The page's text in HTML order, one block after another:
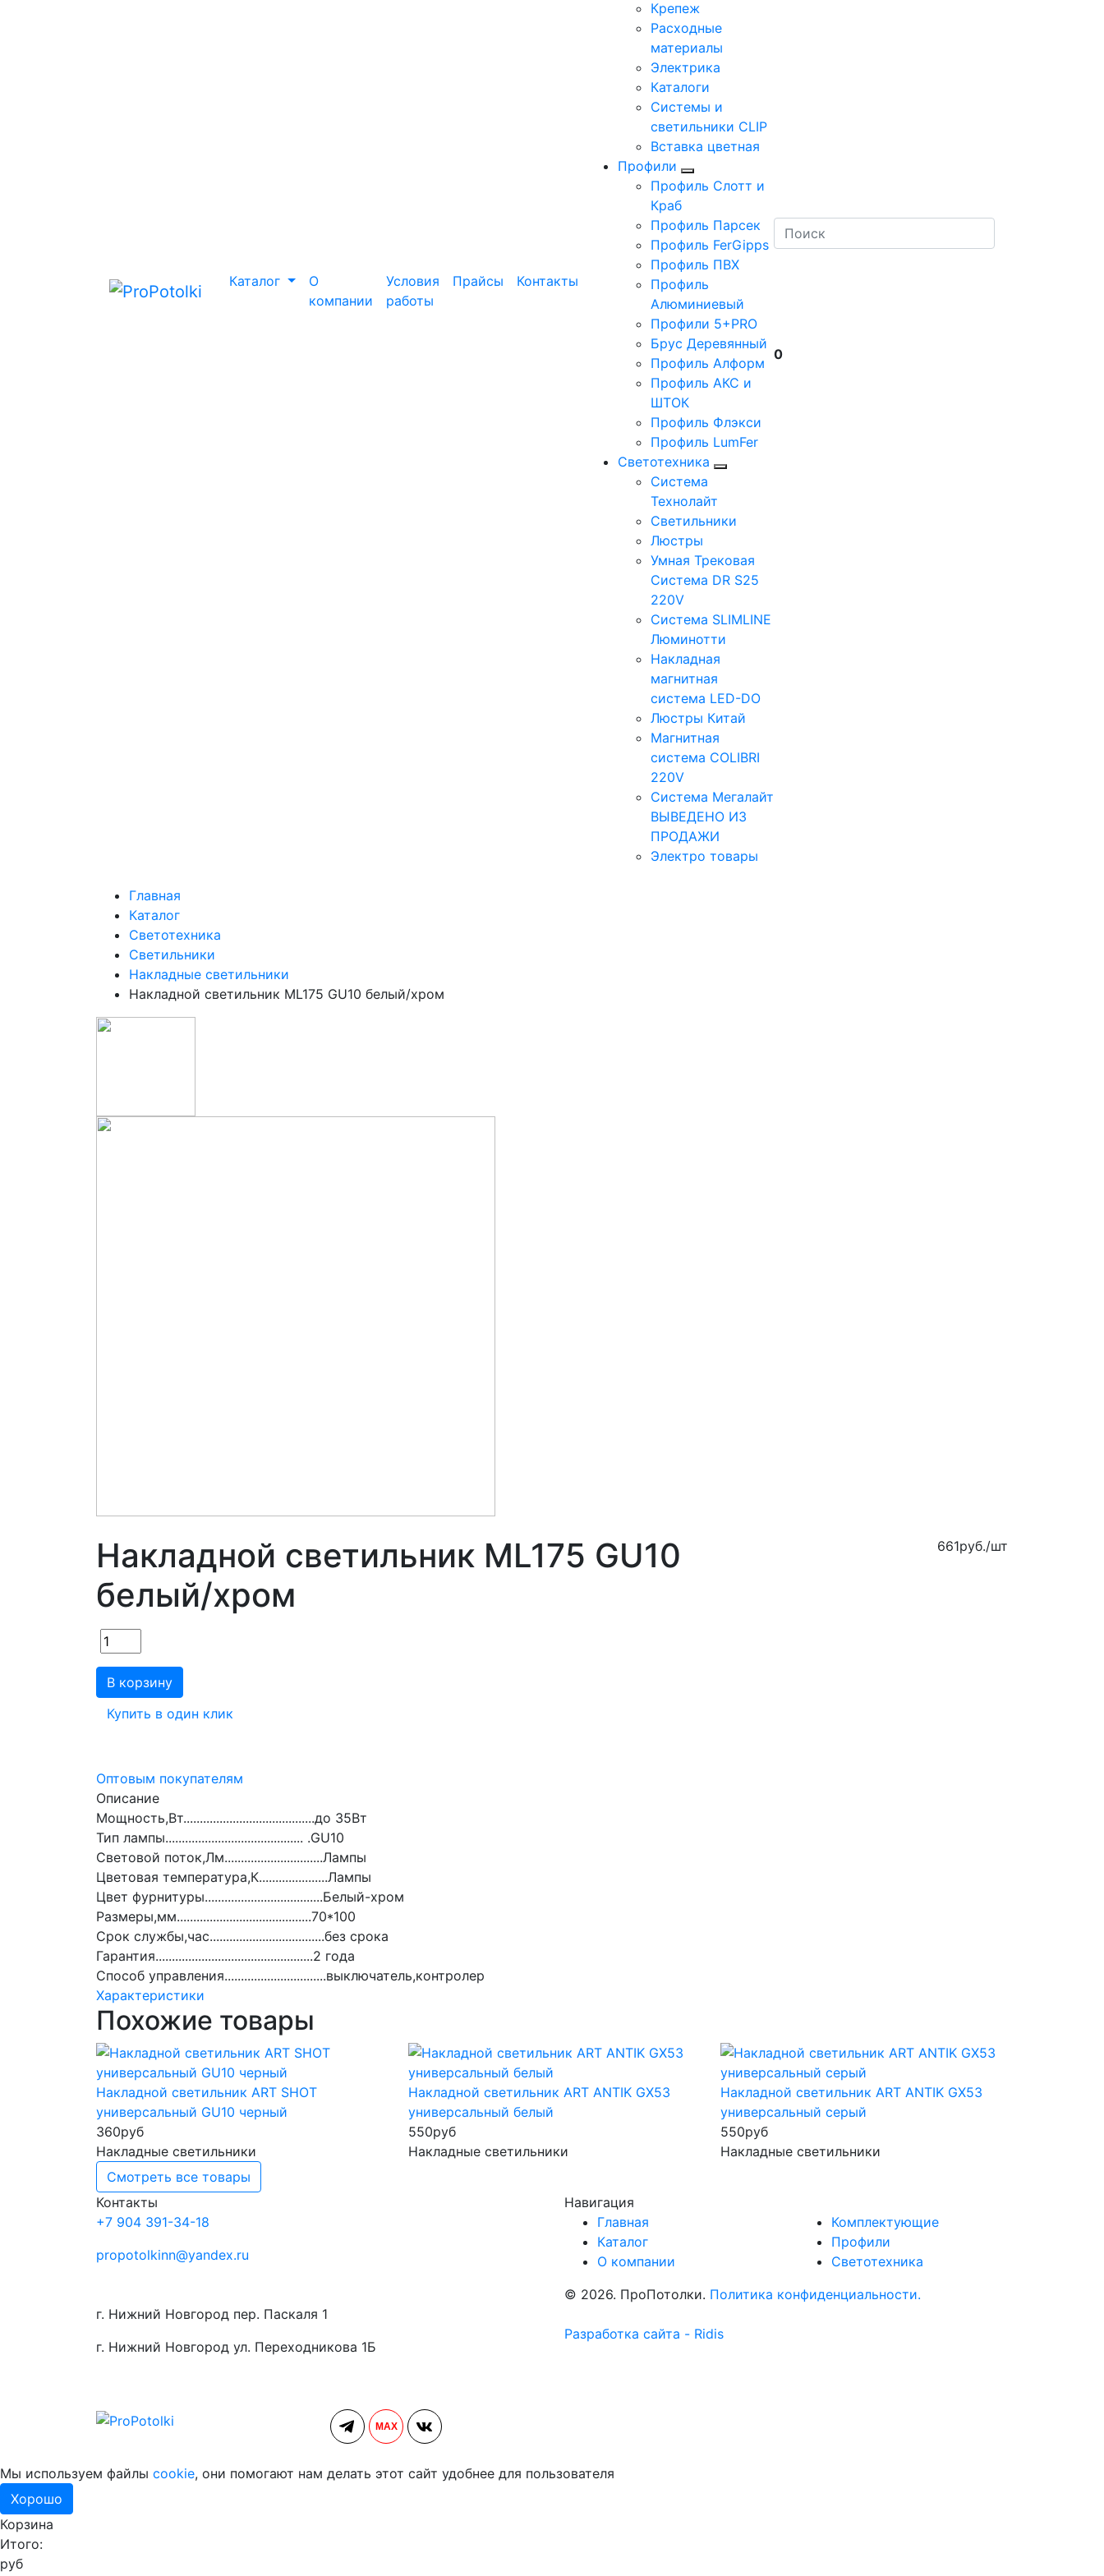
Каталог
О
компании
Условия
работы
Прайсы Контакты
Крепеж
Расходные
материалы
Электрика
Каталоги
Системы и
светильники CLIP
Вставка цветная
Профили
Профиль Слотт и
Краб
Профиль Парсек
Профиль FerGipps
Профиль ПВХ
Профиль
Алюминиевый
Профили 5+PRO
Брус Деревянный
Профиль Алформ
Профиль АКС и
ШТОК
Профиль Флэкси
Профиль LumFer
Светотехника
Система
Технолайт
Светильники
Люстры
Умная Трековая
Система DR S25
220V
Система SLIMLINE
Люминотти
Накладная
магнитная
система LED-DO
Люстры Китай
Магнитная
система COLIBRI
220V
Система Мегалайт
ВЫВЕДЕНО ИЗ
ПРОДАЖИ
Электро товары
0
Главная
Каталог
Светотехника
Светильники
Накладные светильники
Накладной светильник ML175 GU10 белый/хром
Накладной светильник ML175 GU10
белый/хром
661руб./шт
В корзину
Купить в один клик
Оптовым покупателям
Описание
Мощность,Вт........................................до 35Вт
Тип лампы.......................................... .GU10
Световой поток,Лм..............................Лампы
Цветовая температура,К.....................Лампы
Цвет фурнитуры....................................Белый-хром
Размеры,мм.........................................70*100
Срок службы,час...................................без срока
Гарантия................................................2 года
Способ управления...............................выключатель,контролер
Характеристики
Похожие товары
Накладной светильник ART SHOT
универсальный GU10 черный
360руб
Накладные светильники
Накладной светильник ART ANTIK GX53
универсальный белый
550руб
Накладные светильники
Накладной светильник ART ANTIK GX53
универсальный серый
550руб
Накладные светильники
Смотреть все товары
Контакты
+7 904 391-34-18
propotolkinn@yandex.ru
г. Нижний Новгород пер. Паскаля 1
г. Нижний Новгород ул. Переходникова 1Б
MAX
Навигация
Главная
Каталог
О компании
Комплектующие
Профили
Светотехника
© 2026. ПроПотолки. Политика конфиденциальности.
Разработка сайта - Ridis
Мы используем файлы cookie, они помогают нам делать этот сайт удобнее для пользователя
Хорошо
Корзина
Итого:
руб